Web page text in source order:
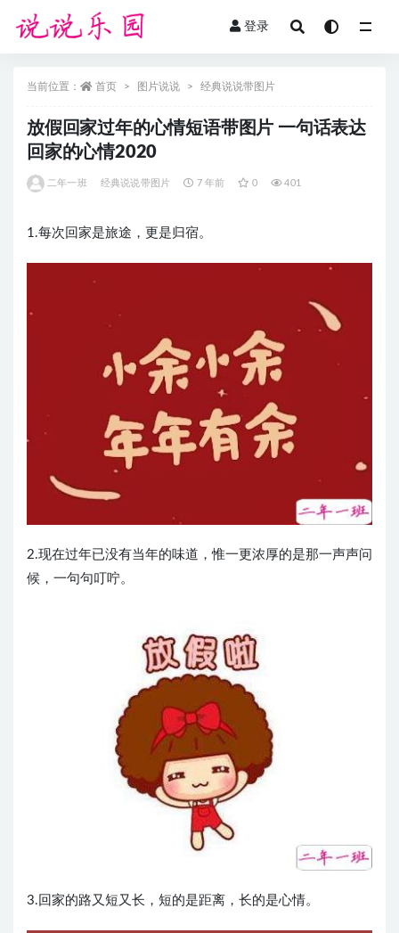
登录
当前位置： 首页 图片说说 经典说说带图片
放假回家过年的心情短语带图片 一句话表达
回家的心情2020
二年一班 经典说说带图片 7 年前 0 401
1.每次回家是旅途，更是归宿。
2.现在过年已没有当年的味道，惟一更浓厚的是那一声声问
候，一句句叮咛。
3.回家的路又短又长，短的是距离，长的是心情。